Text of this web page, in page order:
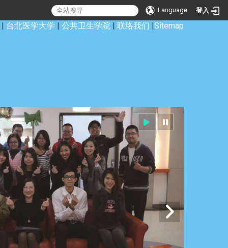
Language 登入
| 台北医学大学 | 公共卫生学院 | 联络我们 |Sitemap